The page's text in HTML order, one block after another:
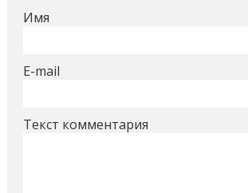
20 восковых мелков
Имя
E-mail
Текст комментария